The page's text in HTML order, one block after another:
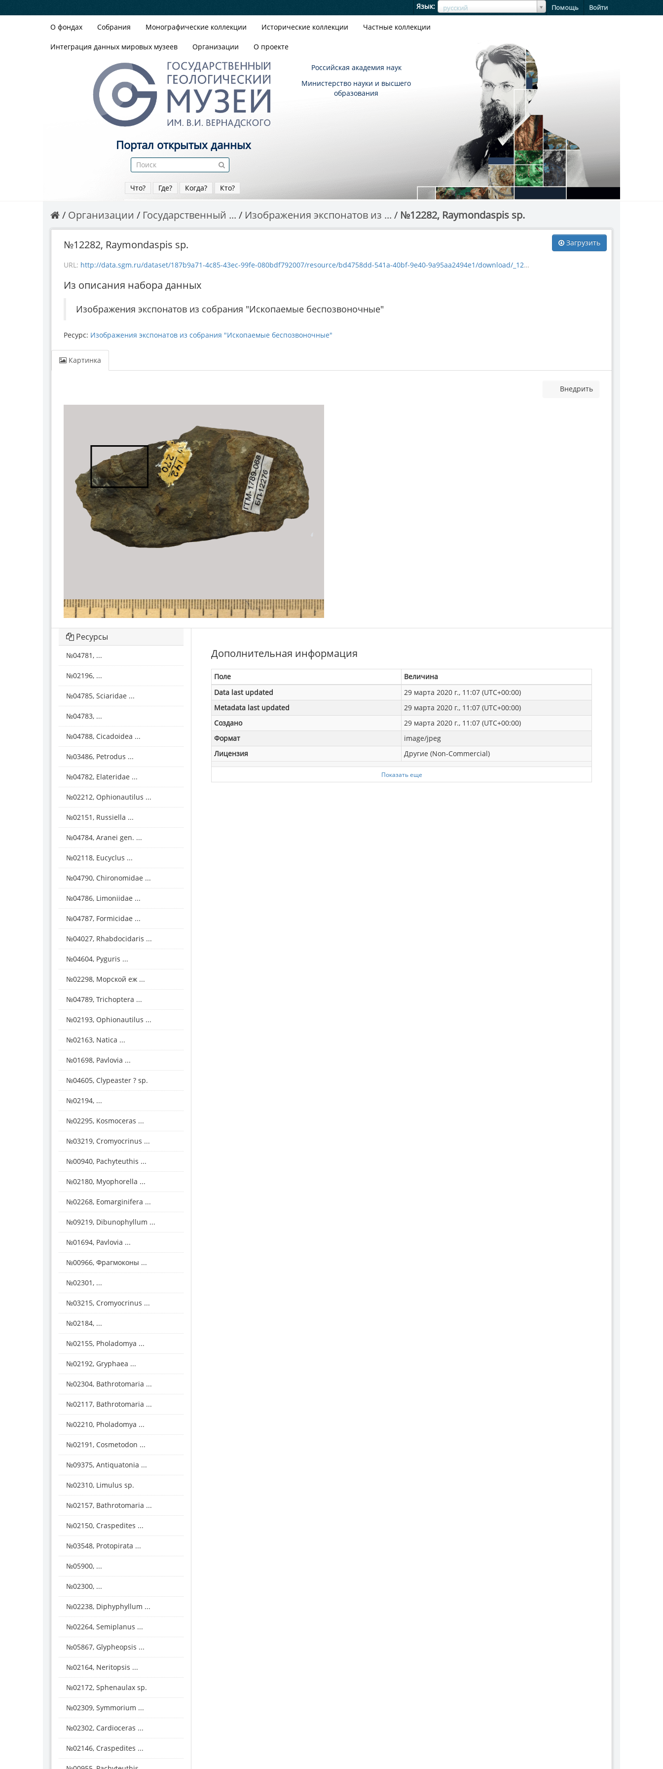
Язык русский
ЯзыкЯзык Помощь Войти
О фондах Собрания Монографические коллекции Исторические коллекции Частные коллекции
Интеграция данных мировых музеев Организации О проекте
Российская академия наук
Министерство науки и высшего
образования
Портал открытых данных
Что? Где? Когда? Кто?
Организации Государственный ... Изображения экспонатов из ... №12282, Raymondaspis sp.
Загрузить
№12282, Raymondaspis sp.
URL: http://data.sgm.ru/dataset/187b9a71-4c85-43ec-99fe-080bdf792007/resource/bd4758dd-541a-40bf-9e40-9a95aa2494e1/download/_12276.jpg
Из описания набора данных
Изображения экспонатов из собрания "Ископаемые беспозвоночные"
Ресурс: Изображения экспонатов из собрания "Ископаемые беспозвоночные"
Картинка
Внедрить
Дополнительная информация
Поле
Величина
Data last updated
29 марта 2020 г., 11:07 (UTC+00:00)
Metadata last updated
29 марта 2020 г., 11:07 (UTC+00:00)
Создано
29 марта 2020 г., 11:07 (UTC+00:00)
Формат
image/jpeg
Лицензия
Другие (Non-Commercial)
Показать еще
Ресурсы
№04781, ...
№02196, ...
№04785, Sciaridae ...
№04783, ...
№04788, Cicadoidea ...
№03486, Petrodus ...
№04782, Elateridae ...
№02212, Ophionautilus ...
№02151, Russiella ...
№04784, Aranei gen. ...
№02118, Eucyclus ...
№04790, Chironomidae ...
№04786, Limoniidae ...
№04787, Formicidae ...
№04027, Rhabdocidaris ...
№04604, Pyguris ...
№02298, Морской еж ...
№04789, Trichoptera ...
№02193, Ophionautilus ...
№02163, Natica ...
№01698, Pavlovia ...
№04605, Clypeaster ? sp.
№02194, ...
№02295, Kosmoceras ...
№03219, Cromyocrinus ...
№00940, Pachyteuthis ...
№02180, Myophorella ...
№02268, Eomarginifera ...
№09219, Dibunophyllum ...
№01694, Pavlovia ...
№00966, Фрагмоконы ...
№02301, ...
№03215, Cromyocrinus ...
№02184, ...
№02155, Pholadomya ...
№02192, Gryphaea ...
№02304, Bathrotomaria ...
№02117, Bathrotomaria ...
№02210, Pholadomya ...
№02191, Cosmetodon ...
№09375, Antiquatonia ...
№02310, Limulus sp.
№02157, Bathrotomaria ...
№02150, Craspedites ...
№03548, Protopirata ...
№05900, ...
№02300, ...
№02238, Diphyphyllum ...
№02264, Semiplanus ...
№05867, Glypheopsis ...
№02164, Neritopsis ...
№02172, Sphenaulax sp.
№02309, Symmorium ...
№02302, Cardioceras ...
№02146, Craspedites ...